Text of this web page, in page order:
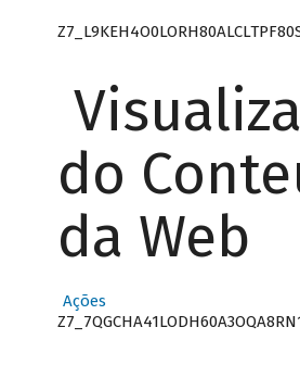
do
da Web
Ações